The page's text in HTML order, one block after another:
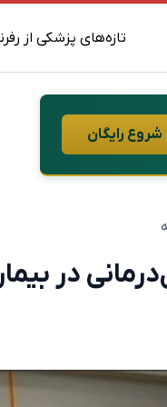
تازه‌های پزشکی از
شروع رایگان
در